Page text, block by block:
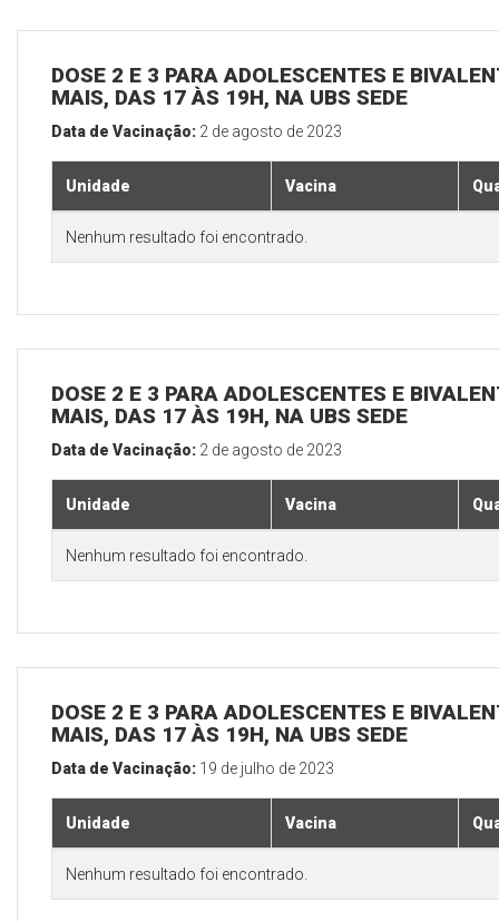
DOSE 2 E 3 PARA ADOLESCENTES E
MAIS, DAS 17 ÀS 19H, NA UBS SEDE
Data de Vacinação: 2 de agosto de 2023
Unidade Vacina
Nenhum resultado foi encontrado.
DOSE 2 E 3 PARA ADOLESCENTES E
MAIS, DAS 17 ÀS 19H, NA UBS SEDE
Data de Vacinação: 2 de agosto de 2023
Unidade Vacina
Nenhum resultado foi encontrado.
DOSE 2 E 3 PARA ADOLESCENTES E
MAIS, DAS 17 ÀS 19H, NA UBS SEDE
Data de Vacinação: 19 de julho de 2023
Unidade Vacina
Nenhum resultado foi encontrado.